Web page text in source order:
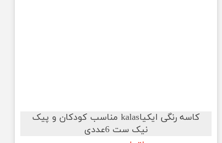
کاسه رنگی ایکیاkalas مناسب کودکان و پیک
نیک ست 6عددی